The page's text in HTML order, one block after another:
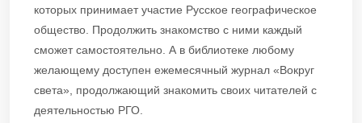
которых принимает участие Русское географическое
общество. Продолжить знакомство с ними каждый
сможет самостоятельно. А в библиотеке любому
желающему доступен ежемесячный журнал «Вокруг
света», продолжающий знакомить своих читателей с
деятельностью РГО.